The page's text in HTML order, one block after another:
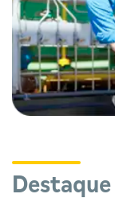
Destaque